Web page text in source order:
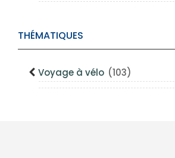
THÉMATIQUES
Voyage à vélo (103)